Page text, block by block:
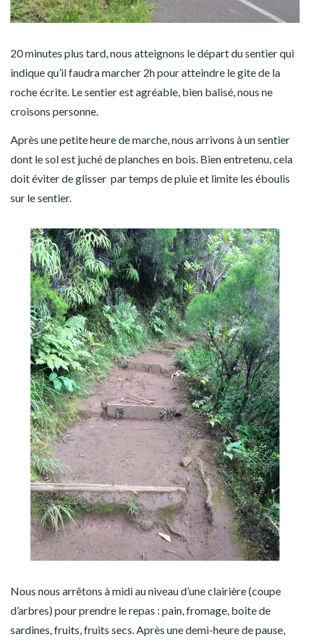
20 minutes plus tard, nous atteignons le départ du sentier qui
indique qu’il faudra marcher 2h pour atteindre le gite de la
roche écrite. Le sentier est agréable, bien balisé, nous ne
croisons personne.
Après une petite heure de marche, nous arrivons à un sentier
dont le sol est juché de planches en bois. Bien entretenu, cela
doit éviter de glisser par temps de pluie et limite les éboulis
sur le sentier.
Nous nous arrêtons à midi au niveau d’une clairière (coupe
d’arbres) pour prendre le repas : pain, fromage, boite de
sardines, fruits, fruits secs. Après une demi-heure de pause,